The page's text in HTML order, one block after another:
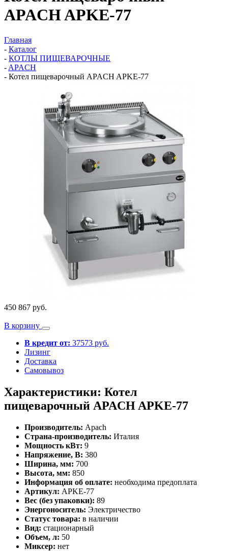
APACH APKE-77
Главная
- Каталог
- КОТЛЫ ПИЩЕВАРОЧНЫЕ
- APACH
- Котел пищеварочный APACH APKE-77
450 867 руб.
В корзину
В кредит от: 37573 руб.
Лизинг
Доставка
Самовывоз
Характеристики: Котел
пищеварочный APACH APKE-77
Производитель: Apach
Страна-производитель: Италия
Мощность кВт: 9
Напряжение, В: 380
Ширина, мм: 700
Высота, мм: 850
Информация об оплате: необходима предоплата
Артикул: APKE-77
Вес (без упаковки): 89
Энергоноситель: Электричество
Статус товара: в наличии
Вид: стационарный
Объем, л: 50
Миксер: нет